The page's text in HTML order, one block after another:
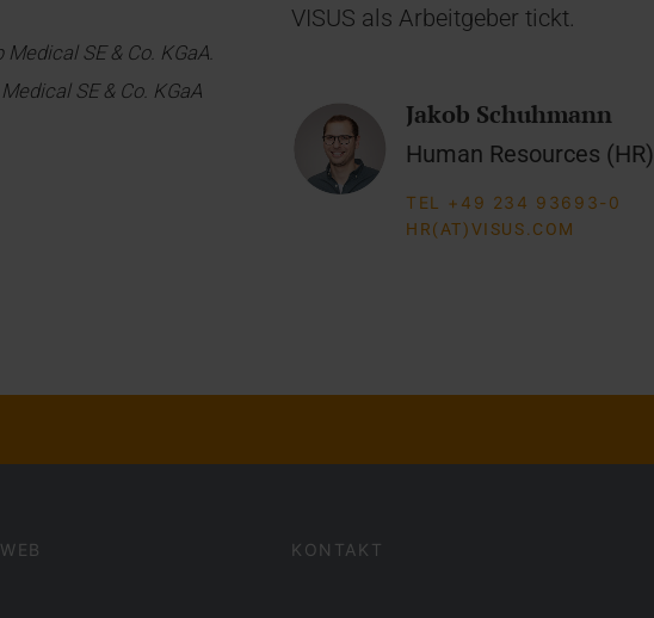
SE & Co. KGaA.
SE & Co. KGaA
VISUS als Arbeitgeber tickt.
Jakob Schuhmann
Human Resources (HR)
TEL +49 234 93693-0
HR(AT)VISUS.COM
KONTAKT